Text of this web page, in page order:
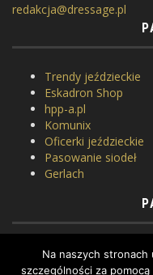
redakcja@dressage.pl
Trendy jeździeckie
Eskadron Shop
hpp-a.pl
Komunix
Oficerki jeździeckie
Pasowanie siodeł
Gerlach
Horse Equipment
Siodlarnia
Na naszych stronach
szczególności za